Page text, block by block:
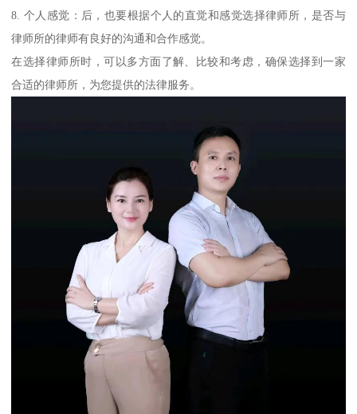
8. 个人感觉：后，也要根据个人的直觉和感觉选择律师所，是否与
律师所的律师有良好的沟通和合作感觉。
在选择律师所时，可以多方面了解、比较和考虑，确保选择到一家
合适的律师所，为您提供的法律服务。